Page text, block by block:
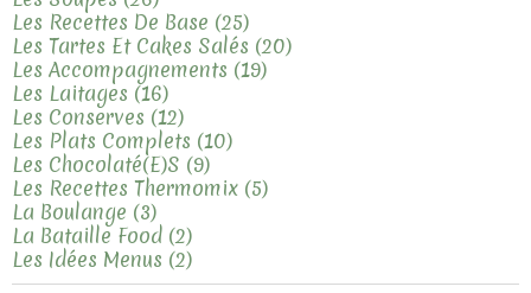
Les Recettes De Base (25)
Les Tartes Et Cakes Salés (20)
Les Accompagnements (19)
Les Laitages (16)
Les Conserves (12)
Les Plats Complets (10)
Les Chocolaté(e)s (9)
Les Recettes Thermomix (5)
La Boulange (3)
La Bataille Food (2)
Les Idées Menus (2)